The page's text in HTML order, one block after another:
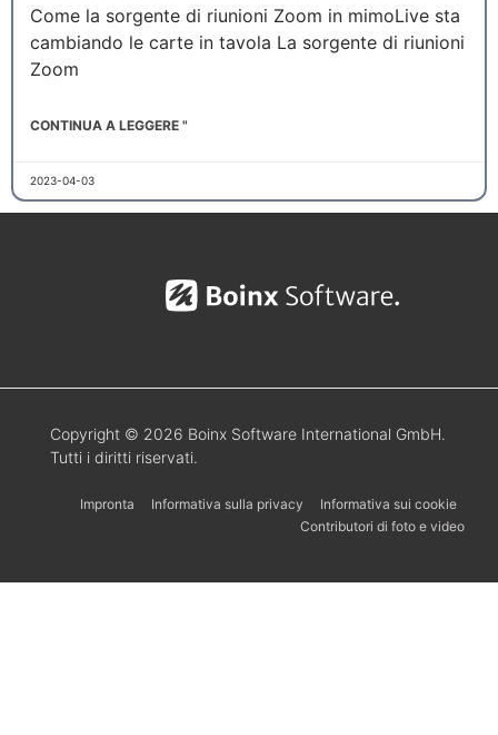
Come la sorgente di riunioni Zoom in mimoLive sta
cambiando le carte in tavola La sorgente di riunioni
Zoom
CONTINUA A LEGGERE "
2023-04-03
Copyright © 2026 Boinx Software International GmbH.
Tutti i diritti riservati.
Impronta Informativa sulla privacy
Informativa sui cookie
Contributori di foto e video